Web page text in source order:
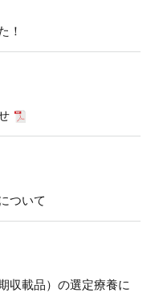
！
ついて
収載品）の選定療養に